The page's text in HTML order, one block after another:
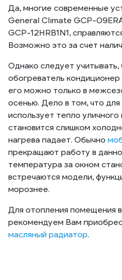
Да, многие современные
General Climate GCP-
GCP-12HRB1N1,
Возможно это за счет
Однако следует
обогреватель
его можно только в
осенью. Дело в том, что
использует тепло
становится слишком
нагрева падает. Обычно
прекращают работу в
температура за окном
встречаются модели,
морознее.
Для отопления помещения
рекомендуем Вам
масляный радиатор.